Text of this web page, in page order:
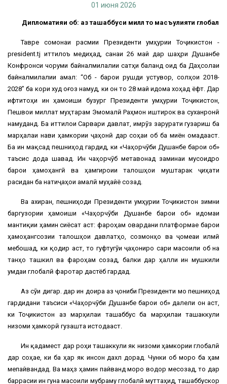
01 июня 2026
Дипломатияи об: аз ташаббуси миллӣ то масъулияти глобалӣ
Тавре сомонаи расмии Президенти Ҷумҳурии Тоҷикистон -
president.tj иттилоъ медиҳад, cанаи 26 май дар шаҳри Душанбе
Конфронси чоруми байналмилалии сатҳи баланд оид ба Даҳсолаи
байналмилалии амал: “Об - барои рушди устувор, солҳои 2018-
2028” ба кори худ оғоз намуд, ки он то 28 май идома хоҳад ёфт. Дар
ифтитоҳи ин ҳамоиши бузург Президенти Ҷумҳурии Тоҷикистон,
Пешвои миллат муҳтарам Эмомалӣ Раҳмон иштирок ва суханронӣ
намуданд. Ба иттилои Сарвари давлат, имрӯз зарурати гузариш ба
марҳалаи нави ҳамкории ҷаҳонӣ дар соҳаи об ба миён омадааст.
Ба ин мақсад пешниҳод гардид, ки «Чаҳорчӯби Душанбе барои об»
таъсис дода шавад. Ин чаҳорчӯб метавонад заминаи мусоидро
барои ҳамоҳангӣ ва ҳамгироии талошҳои муштарак ҷиҳати
расидан ба натиҷаҳои амалӣ муҳайё созад.
Ва ахиран, пешниҳоди Президенти Ҷумҳурии Тоҷикистон зимни
баргузории ҳамоиши «Чаҳорчӯби Душанбе барои об» идомаи
мантиқии ҳамин сиёсат аст: фароҳам овардани платформае барои
ҳамоҳангсозии талошҳои давлатҳо, созмонҳо ва ҷомеаи илмӣ
мебошад, ки қодир аст, то гуфтугӯи ҷаҳониро сари масоили об на
танҳо ташкил ва фароҳам созад, балки дар ҳалли ин мушкили
умдаи глобалӣ фаротар дастёб гардад.
Аз сӯи дигар. дар ин доира аз ҷониби Президенти мо пешниҳод
гардидани таъсиси «Чаҳорчӯби Душанбе барои об» далели он аст,
ки Тоҷикистон аз марҳилаи ташаббус ба марҳилаи ташаккули
низоми ҳамкорӣ гузашта истодааст.
Ин қадамест дар роҳи ташаккули як низоми ҳамкории глобалӣ
дар соҳае, ки ба ҳар як инсон дахл дорад. Чунки об моро ба ҳам
мепайвандад. Ва маҳз ҳамин пайванд моро водор месозад, то дар
баррасии ин гуна масоили мубраму глобалӣ муттаҳид, ташаббускор